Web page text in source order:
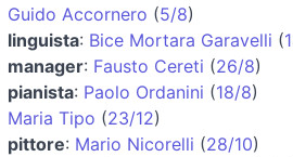
Guido Accornero (5/8)
linguista: Bice Mortara Garavelli (
manager: Fausto Cereti (26/8)
pianista: Paolo Ordanini (18/8)
Maria Tipo (23/12)
pittore: Mario Nicorelli (28/10)